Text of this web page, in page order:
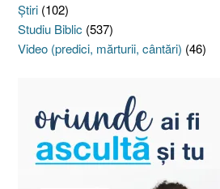
Ştiri (102)
Studiu Biblic (537)
Video (predici, mărturii, cântări) (46)